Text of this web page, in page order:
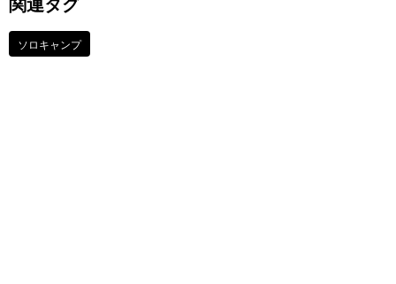
ソロキャンプ